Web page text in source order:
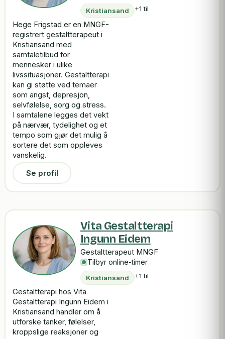
Kristiansand +1 til
Hege Frigstad er en MNGF-
registrert gestaltterapeut i
Kristiansand med
samtaletilbud for
mennesker i ulike
livssituasjoner. Gestaltterapi
kan gi støtte ved temaer
som angst, depresjon,
selvfølelse, sorg og stress.
I samtalene legges det vekt
på nærvær, tydelighet og et
tempo som gjør det mulig å
sortere det som oppleves
vanskelig.
Se profil
Vita Gestaltterapi
Ingunn Eidem
Gestaltterapeut MNGF
Tilbyr online-timer
Kristiansand +1 til
Gestaltterapi hos Vita
Gestaltterapi Ingunn Eidem i
Kristiansand handler om å
utforske tanker, følelser,
kroppslige reaksjoner og